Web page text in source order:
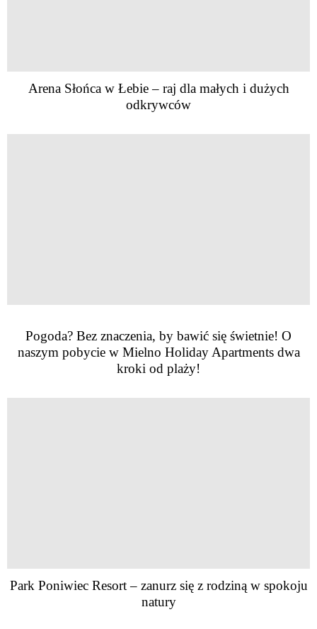
Arena Słońca w Łebie – raj dla małych i dużych
odkrywców
Pogoda? Bez znaczenia, by bawić się świetnie! O
naszym pobycie w Mielno Holiday Apartments dwa
kroki od plaży!
Park Poniwiec Resort – zanurz się z rodziną w spokoju
natury